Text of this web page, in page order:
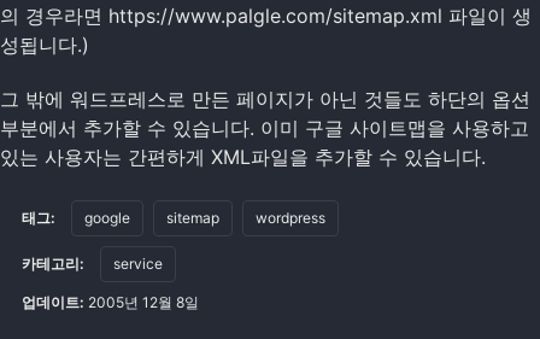
의 경우라면 https://www.palgle.com/sitemap.xml 파일이 생
성됩니다.)
그 밖에 워드프레스로 만든 페이지가 아닌 것들도 하단의 옵션
부분에서 추가할 수 있습니다. 이미 구글 사이트맵을 사용하고
있는 사용자는 간편하게 XML파일을 추가할 수 있습니다.
태그: google sitemap wordpress
카테고리: service
업데이트: 2005년 12월 8일